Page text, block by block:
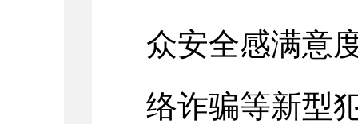
众安全感满意
络诈骗等新型